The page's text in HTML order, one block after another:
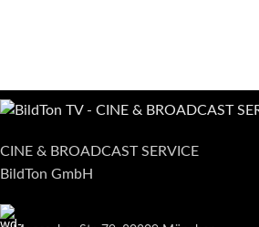
CINE & BROADCAST SERVICE
BildTon GmbH